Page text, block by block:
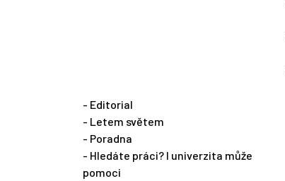
- Editorial
- Letem světem
- Poradna
- Hledáte práci? I univerzita může
pomoci